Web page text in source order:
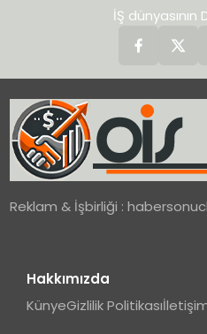
İŞ
Reklam & İşbirliği :
Hakkımızda
KünyeGizlilik Politikası